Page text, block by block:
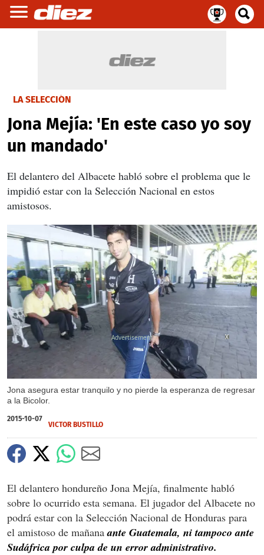
LA SELECCIÓN
Jona Mejía: 'En este caso yo soy
un mandado'
El delantero del Albacete habló sobre el problema que le
impidió estar con la Selección Nacional en estos
amistosos.
Jona asegura estar tranquilo y no pierde la esperanza de regresar
a la Bicolor.
X
X
2015-10-07
VICTOR BUSTILLO
El delantero hondureño Jona Mejía, finalmente habló
sobre lo ocurrido esta semana. El jugador del Albacete no
podrá estar con la Selección Nacional de Honduras para
el amistoso de mañanaante Guatemala, ni tampoco ante
Sudáfrica por culpa de un error administrativo.